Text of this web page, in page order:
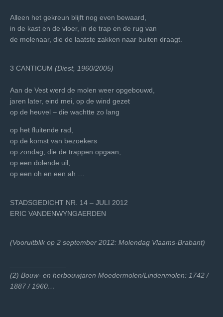
Alleen het gekreun blijft nog even bewaard,
in de kast en de vloer, in de trap en de rug van
de molenaar, die de laatste zakken naar buiten draagt.
3 CANTICUM (Diest, 1960/2005)
Aan de Vest werd de molen weer opgebouwd,
jaren later, eind mei, op de wind gezet
op de heuvel – die wachtte zo lang
op het fluitende rad,
op de komst van bezoekers
op zondag, die de trappen opgaan,
op een dolende uil,
op een oh en een ah …
STADSGEDICHT NR. 14 – JULI 2012
ERIC VANDENWYNGAERDEN
(Vooruitblik op 2 september 2012: Molendag Vlaams-Brabant)
(2) Bouw- en herbouwjaren Moedermolen/Lindenmolen: 1742 /
1887 / 1960…